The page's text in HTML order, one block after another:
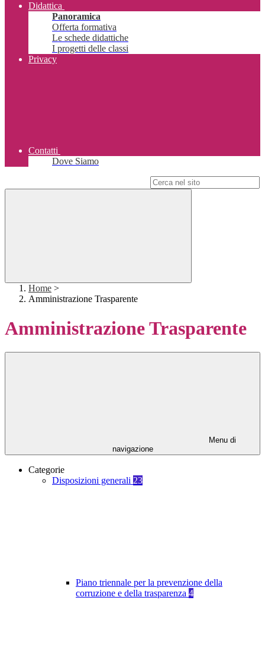
Didattica
Panoramica
Offerta formativa
Le schede didattiche
I progetti delle classi
Privacy
Contatti
Dove Siamo
Home >
Amministrazione Trasparente
Amministrazione Trasparente
Menu di
navigazione
Categorie
Disposizioni generali 23
Piano triennale per la prevenzione della
corruzione e della trasparenza 4